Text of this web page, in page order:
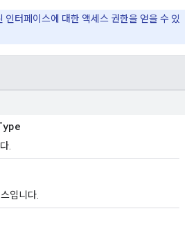
인터페이스에 대한 액세스 권한을 얻을 수 있
.
입니다.